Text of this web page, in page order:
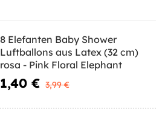
8 Elefanten Baby Shower
Luftballons aus Latex (32 cm)
rosa - Pink Floral Elephant
1,40 € 3,99 €